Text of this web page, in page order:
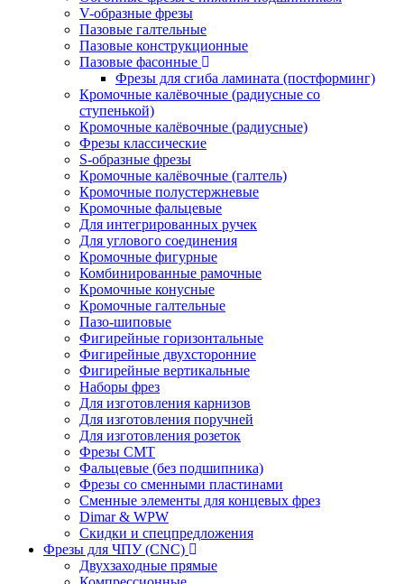
V-образные фрезы
Пазовые галтельные
Пазовые конструкционные
Пазовые фасонные
Фрезы для сгиба ламината (постформинг)
Кромочные калёвочные (радиусные со
ступенькой)
Кромочные калёвочные (радиусные)
Фрезы классические
S-образные фрезы
Кромочные калёвочные (галтель)
Кромочные полустержневые
Кромочные фальцевые
Для интегрированных ручек
Для углового соединения
Кромочные фигурные
Комбинированные рамочные
Кромочные конусные
Кромочные галтельные
Пазо-шиповые
Фигирейные горизонтальные
Фигирейные двухсторонние
Фигирейные вертикальные
Наборы фрез
Для изготовления карнизов
Для изготовления поручней
Для изготовления розеток
Фрезы CMT
Фальцевые (без подшипника)
Фрезы со сменными пластинами
Сменные элементы для концевых фрез
Dimar & WPW
Скидки и спецпредложения
Фрезы для ЧПУ (CNC)
Двухзаходные прямые